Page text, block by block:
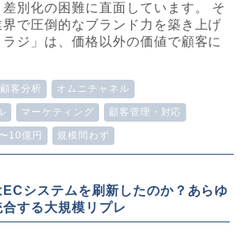
別化の困難に直面しています。 そ
で圧倒的なブランド力を築き上げ
ジ」は、価格以外の価値で顧客に
顧客分析 オムニチャネル
マーケティング 顧客管理・対応
10億円 規模問わず
システムを刷新したのか？あらゆ
する大規模リプレ